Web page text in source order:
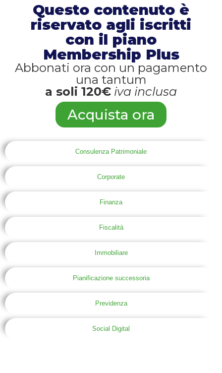
Consulenza Patrimoniale
Corporate
Finanza
Fiscalità
Immobiliare
Pianificazione successoria
Previdenza
Social Digital
Questo contenuto è
riservato agli iscritti
con il piano
Membership Plus
Abbonati ora con un pagamento
una tantum
a soli 120€ iva inclusa
Acquista ora